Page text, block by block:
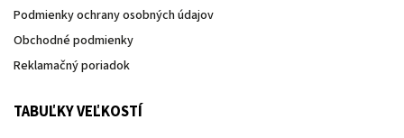
Podmienky ochrany osobných údajov
Obchodné podmienky
Reklamačný poriadok
TABUĽKY VEĽKOSTÍ